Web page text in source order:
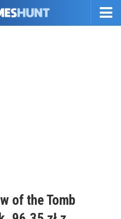
of the Tomb